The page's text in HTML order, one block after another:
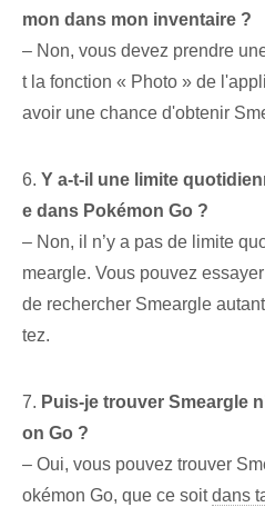
mon dans ⁤mon⁢ inventaire ?
– Non, vous devez prendre
t la fonction « Photo » de
avoir une chance d'obtenir
6. Y a-t-il une limite
e dans Pokémon Go ?
– Non, il n’y a pas de limite
meargle. Vous pouvez
de rechercher Smeargle
tez.
7.⁤ Puis-je trouver Smeargle
on Go ?
– ⁢Oui,​ vous pouvez trouver
okémon⁢ Go, que ce soitdans